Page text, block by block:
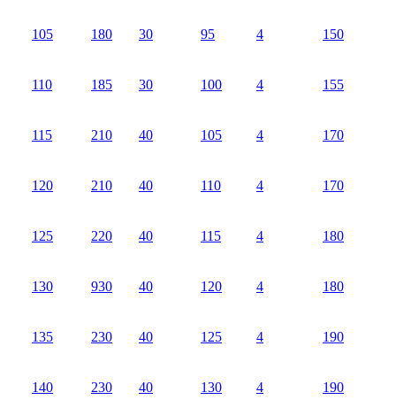
105 180 30 95 4 150
110 185 30 100 4 155
115 210 40 105 4 170
120 210 40 110 4 170
125 220 40 115 4 180
130 930 40 120 4 180
135 230 40 125 4 190
140 230 40 130 4 190